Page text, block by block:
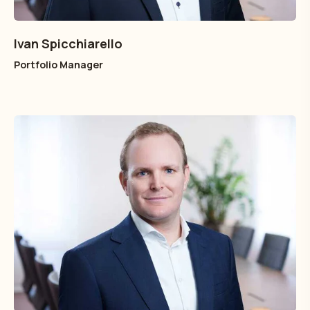
Ivan Spicchiarello
Portfolio Manager